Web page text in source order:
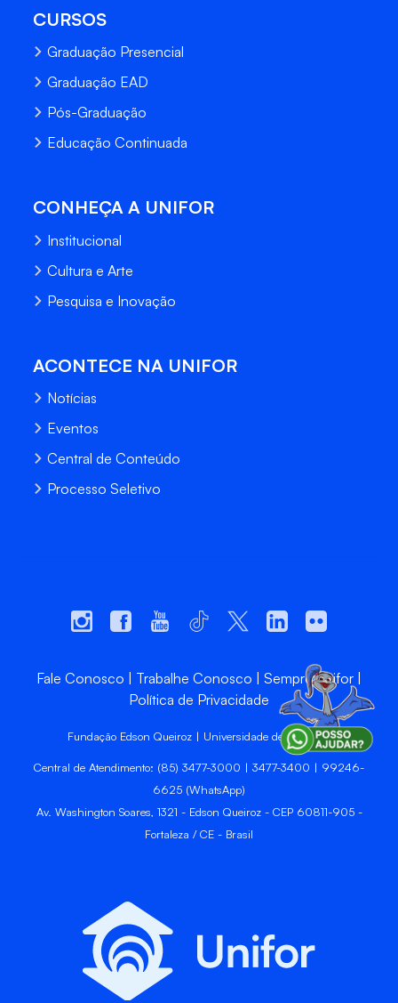
CURSOS
Graduação Presencial
Graduação EAD
Pós-Graduação
Educação Continuada
CONHEÇA A UNIFOR
Institucional
Cultura e Arte
Pesquisa e Inovação
ACONTECE NA UNIFOR
Notícias
Eventos
Central de Conteúdo
Processo Seletivo
Fale Conosco Trabalhe Conosco
Sempre Unifor
Política de Privacidade
Fundação Edson Queiroz | Universidade de Fortaleza
Central de Atendimento: (85) 3477-3000 | 3477-3400 | 99246-
6625 (WhatsApp)
Av. Washington Soares, 1321 - Edson Queiroz - CEP 60811-905 -
Fortaleza / CE - Brasil